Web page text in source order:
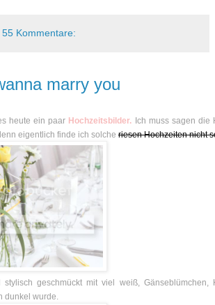
55 Kommentare:
marry you
heute ein paar Hochzeitsbilder. Ich muss sagen die
eigentlich finde ich solche riesen Hochzeiten nicht
stylisch geschmückt mit viel weiß,
dunkel wurde.